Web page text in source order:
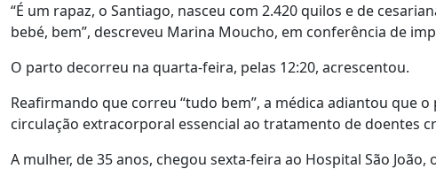
“É um rapaz, o Santiago, nasceu com 2.420 quilos e de
bebé, bem”, descreveu Marina Moucho, em conferência de
O parto decorreu na quarta-feira, pelas 12:20, acrescentou.
Reafirmando que correu “tudo bem”, a médica adiantou que
circulação extracorporal essencial ao tratamento de doentes
A mulher, de 35 anos, chegou sexta-feira ao Hospital São